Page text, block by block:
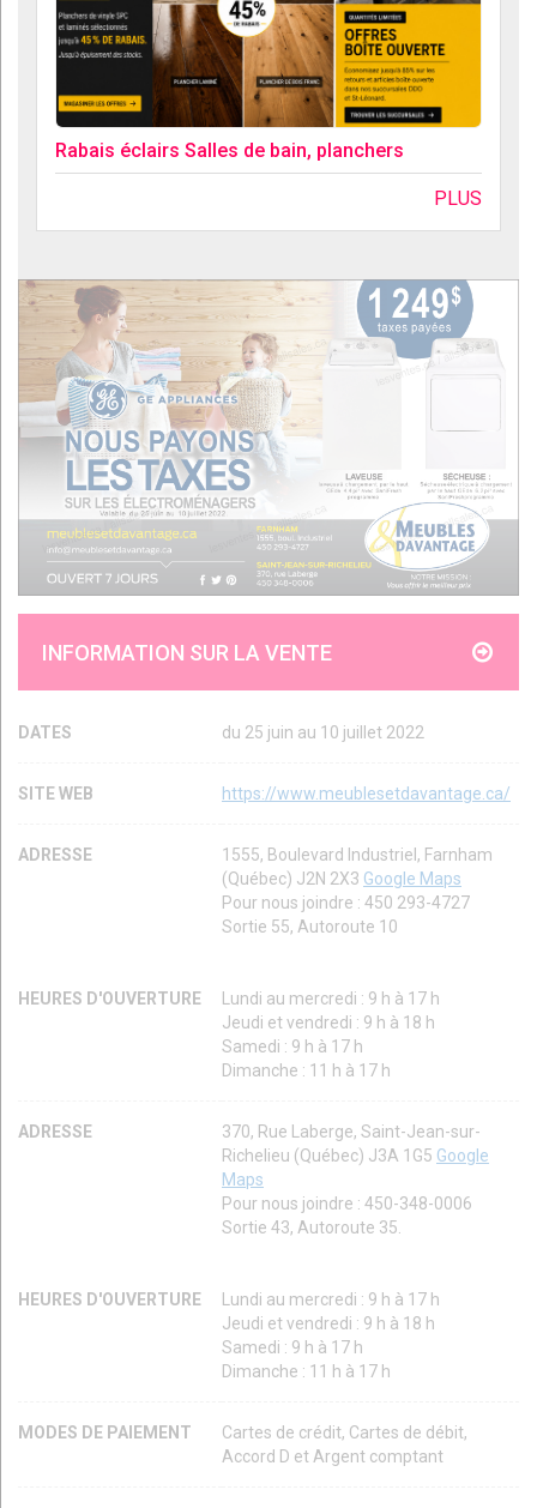
Rabais éclairs Salles de bain, planchers
PLUS
INFORMATION SUR LA VENTE
DATES du 25 juin au 10 juillet 2022
SITE WEB https://www.meublesetdavantage.ca/
ADRESSE
1555, Boulevard Industriel, Farnham
(Québec) J2N 2X3 Google Maps
Pour nous joindre : 450 293-4727
Sortie 55, Autoroute 10
HEURES D'OUVERTURE
Lundi au mercredi : 9 h à 17 h
Jeudi et vendredi : 9 h à 18 h
Samedi : 9 h à 17 h
Dimanche : 11 h à 17 h
ADRESSE
370, Rue Laberge, Saint-Jean-sur-
Richelieu (Québec) J3A 1G5 Google
Maps
Pour nous joindre : 450-348-0006
Sortie 43, Autoroute 35.
HEURES D'OUVERTURE
Lundi au mercredi : 9 h à 17 h
Jeudi et vendredi : 9 h à 18 h
Samedi : 9 h à 17 h
Dimanche : 11 h à 17 h
MODES DE PAIEMENT
Cartes de crédit, Cartes de débit,
Accord D et Argent comptant